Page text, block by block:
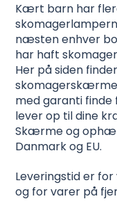
Kært barn har
næsten enhver
har haft
Her på siden
med garanti
lever op til dine
Skærme og
Danmark og EU.
Leveringstid er
og for varer på